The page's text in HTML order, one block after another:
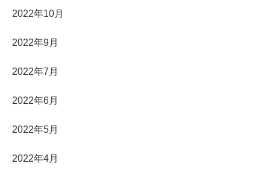
2022年10月
2022年9月
2022年7月
2022年6月
2022年5月
2022年4月